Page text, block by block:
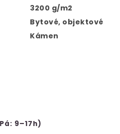
3200 g/m2
Bytové, objektové
Kámen
9–17h)